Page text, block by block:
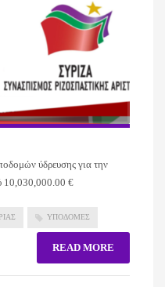
ύδρευσης για την
10,030,000.00 €
ΥΠΟΔΟΜΕΣ
READ MORE